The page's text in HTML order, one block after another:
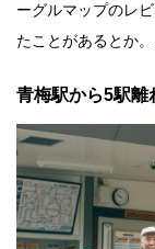
ーグルマップのレ
たことがあるとか
青梅駅から5駅離